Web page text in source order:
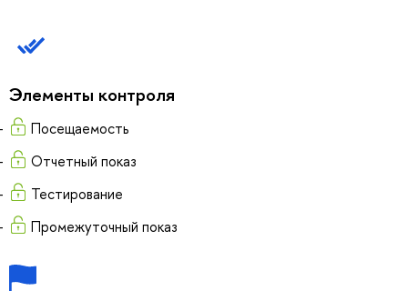
Элементы контроля
Посещаемость
Отчетный показ
Тестирование
Промежуточный показ